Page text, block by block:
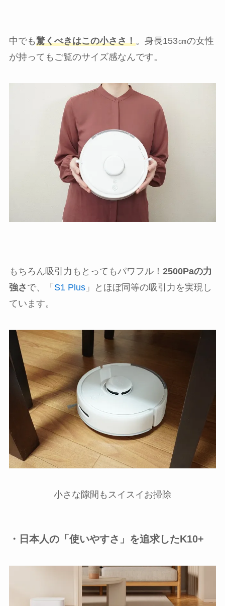
中でも驚くべきはこの小ささ！。身長153㎝の女性
が持ってもご覧のサイズ感なんです。
もちろん吸引力もとってもパワフル！ 2500Paの力
強さ で、「 S1 Plus」とほぼ同等の吸引力を実現し
ています。
小さな隙間もスイスイお掃除
・日本人の「使いやすさ」を追求したK10+